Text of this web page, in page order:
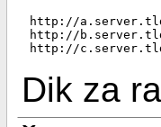
http://
http://
http://
Dik za